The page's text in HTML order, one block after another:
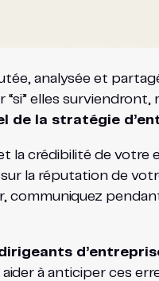
analysée et
elles surviendront,
de la stratégie
la crédibilité de votre
la réputation de
communiquez
à anticiper ces